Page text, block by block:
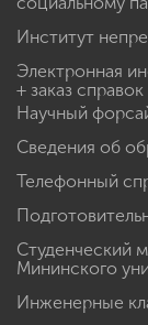
Институт
Электронная
+ заказ справок
Научный
Сведения об
Телефонный
Студенческий
Мининского
Инженерные